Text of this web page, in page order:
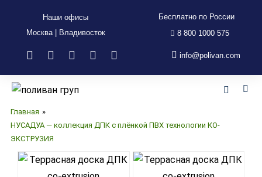
Наши офисы
Москва | Владивосток
Бесплатно по России
8 800 1000 575
info@polivan.com
Главная »
НУСАДУА — коллекция ДПК с плёнкой ПВХ технологии КО-
ЭКСТРУЗИЯ
плёнкой ПВХ технологии КО-